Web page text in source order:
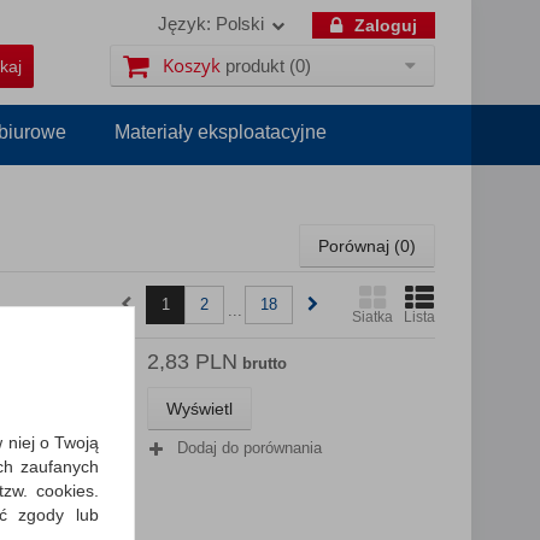
Zaloguj
Język: Polski
Koszyk produkt (0)
Materiały eksploatacyjne
Porównaj (0)
Siatka Lista
1 2 ... 18
2,83 PLN brutto
Wyświetl
Dodaj do porównania
niej o Twoją
zaufanych
cookies.
zgody lub